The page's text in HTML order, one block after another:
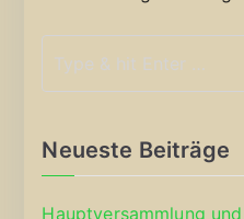
Neueste Beiträge
Hauptversammlung